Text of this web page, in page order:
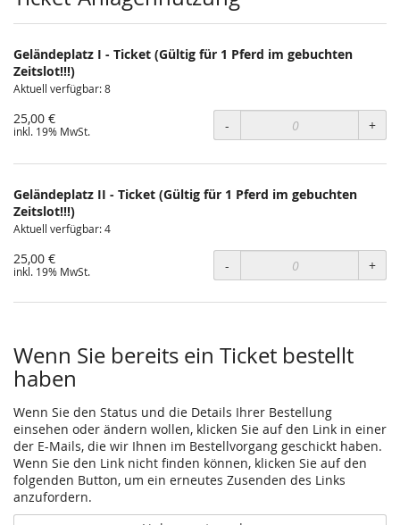
Geländeplatz I - Ticket (Gültig für 1 Pferd im gebuchten
Zeitslot!!!)
Aktuell verfügbar: 8
25,00 €
inkl. 19% MwSt. - +
Geländeplatz II - Ticket (Gültig für 1 Pferd im gebuchten
Zeitslot!!!)
Aktuell verfügbar: 4
25,00 €
inkl. 19% MwSt. - +
Wenn Sie bereits ein Ticket bestellt
haben
Wenn Sie den Status und die Details Ihrer Bestellung
einsehen oder ändern wollen, klicken Sie auf den Link in einer
der E-Mails, die wir Ihnen im Bestellvorgang geschickt haben.
Wenn Sie den Link nicht finden können, klicken Sie auf den
folgenden Button, um ein erneutes Zusenden des Links
anzufordern.